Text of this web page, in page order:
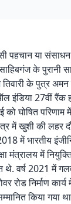
पहचान या
के पुरानी
के पुत्र अमन
इंडिया 27वीं
को घोषित
में खुशी की लहर
में भारतीय
मंत्रालय में
थे. वर्ष 2021 में
रोड निर्माण
किया गया